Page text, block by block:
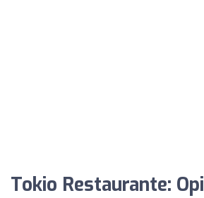
Tokio Restaurante: